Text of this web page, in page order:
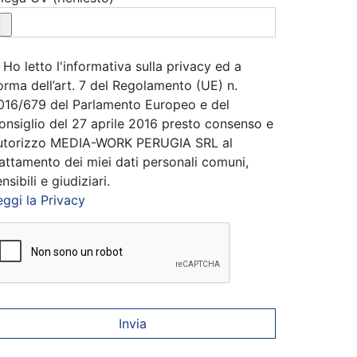
Ho letto l'informativa sulla privacy ed a
dell’art. 7 del Regolamento (UE) n.
679 del Parlamento Europeo e del
del 27 aprile 2016 presto consenso e
MEDIA-WORK PERUGIA SRL al
dei miei dati personali comuni,
e giudiziari.
la Privacy